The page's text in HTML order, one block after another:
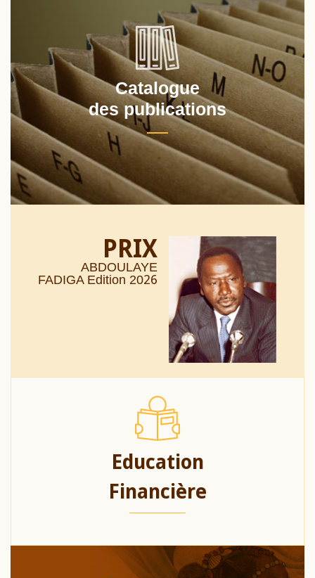
Catalogue
des publications
PRIX
ABDOULAYE
FADIGA Edition 2026
Education
Financière